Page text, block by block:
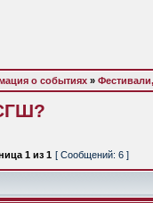
о событиях »
1 из 1 [ Сообщений: 6 ]